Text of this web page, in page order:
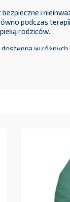
i
podczas
rodziców.
w